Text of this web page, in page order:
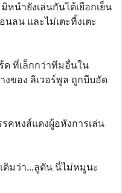
นำยังเล่นกันได้เยือกเย็น
ลน และไม่เตะทิ้งเตะ
ด ที่เล็กกว่าทีมอื่นใน
ของ ลิเวอร์พูล ถูกบีบอัด
คหงส์แดงผู้อหังการเล่น
ดิมว่า...ลูตัน นี่ไม่หมูนะ